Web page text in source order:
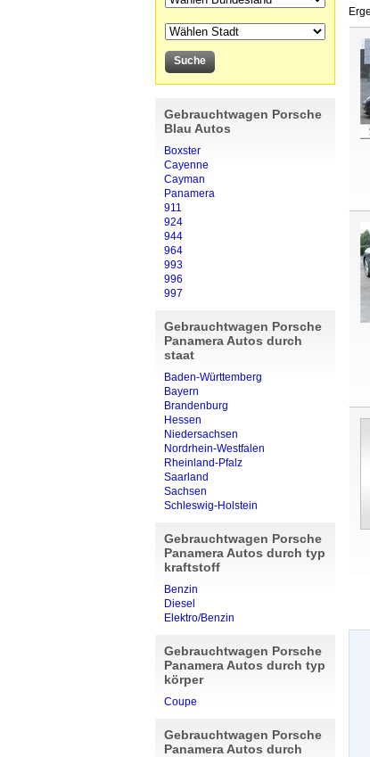
Gebrauchtwagen Porsche
Blau Autos
Boxster
Cayenne
Cayman
Panamera
911
924
944
964
993
996
997
Gebrauchtwagen Porsche
Panamera Autos durch
staat
Baden-Württemberg
Bayern
Brandenburg
Hessen
Niedersachsen
Nordrhein-Westfalen
Rheinland-Pfalz
Saarland
Sachsen
Schleswig-Holstein
Gebrauchtwagen Porsche
Panamera Autos durch typ
kraftstoff
Benzin
Diesel
Elektro/Benzin
Gebrauchtwagen Porsche
Panamera Autos durch typ
körper
Coupe
Gebrauchtwagen Porsche
Panamera Autos durch